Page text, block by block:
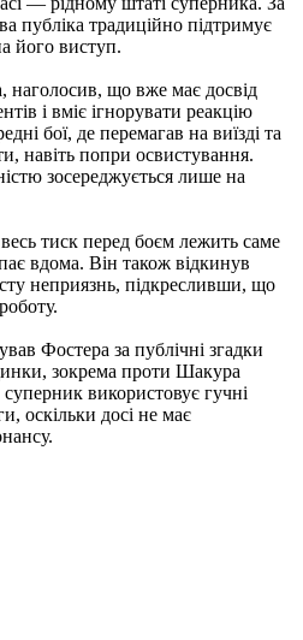
публіка традиційно підтримує
його виступ.
що вже має досвід
і вміє ігнорувати реакцію
бої, де перемагав на виїзді та
навіть попри освистування.
зосереджується лише на
тиск перед боєм лежить саме
вдома. Він також відкинув
неприязнь, підкресливши, що
Фостера за публічні згадки
зокрема проти Шакура
використовує гучні
оскільки досі не має